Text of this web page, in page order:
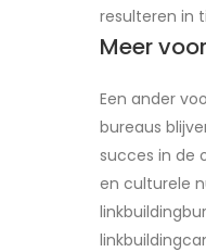
resulteren in
Meer
Een ander
bureaus
succes in de
en culturele